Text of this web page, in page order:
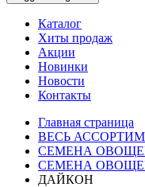
Каталог
Хиты продаж
Акции
Новинки
Новости
Контакты
Главная страница
ВЕСЬ
СЕМЕНА
СЕМЕНА
ДАЙКОН